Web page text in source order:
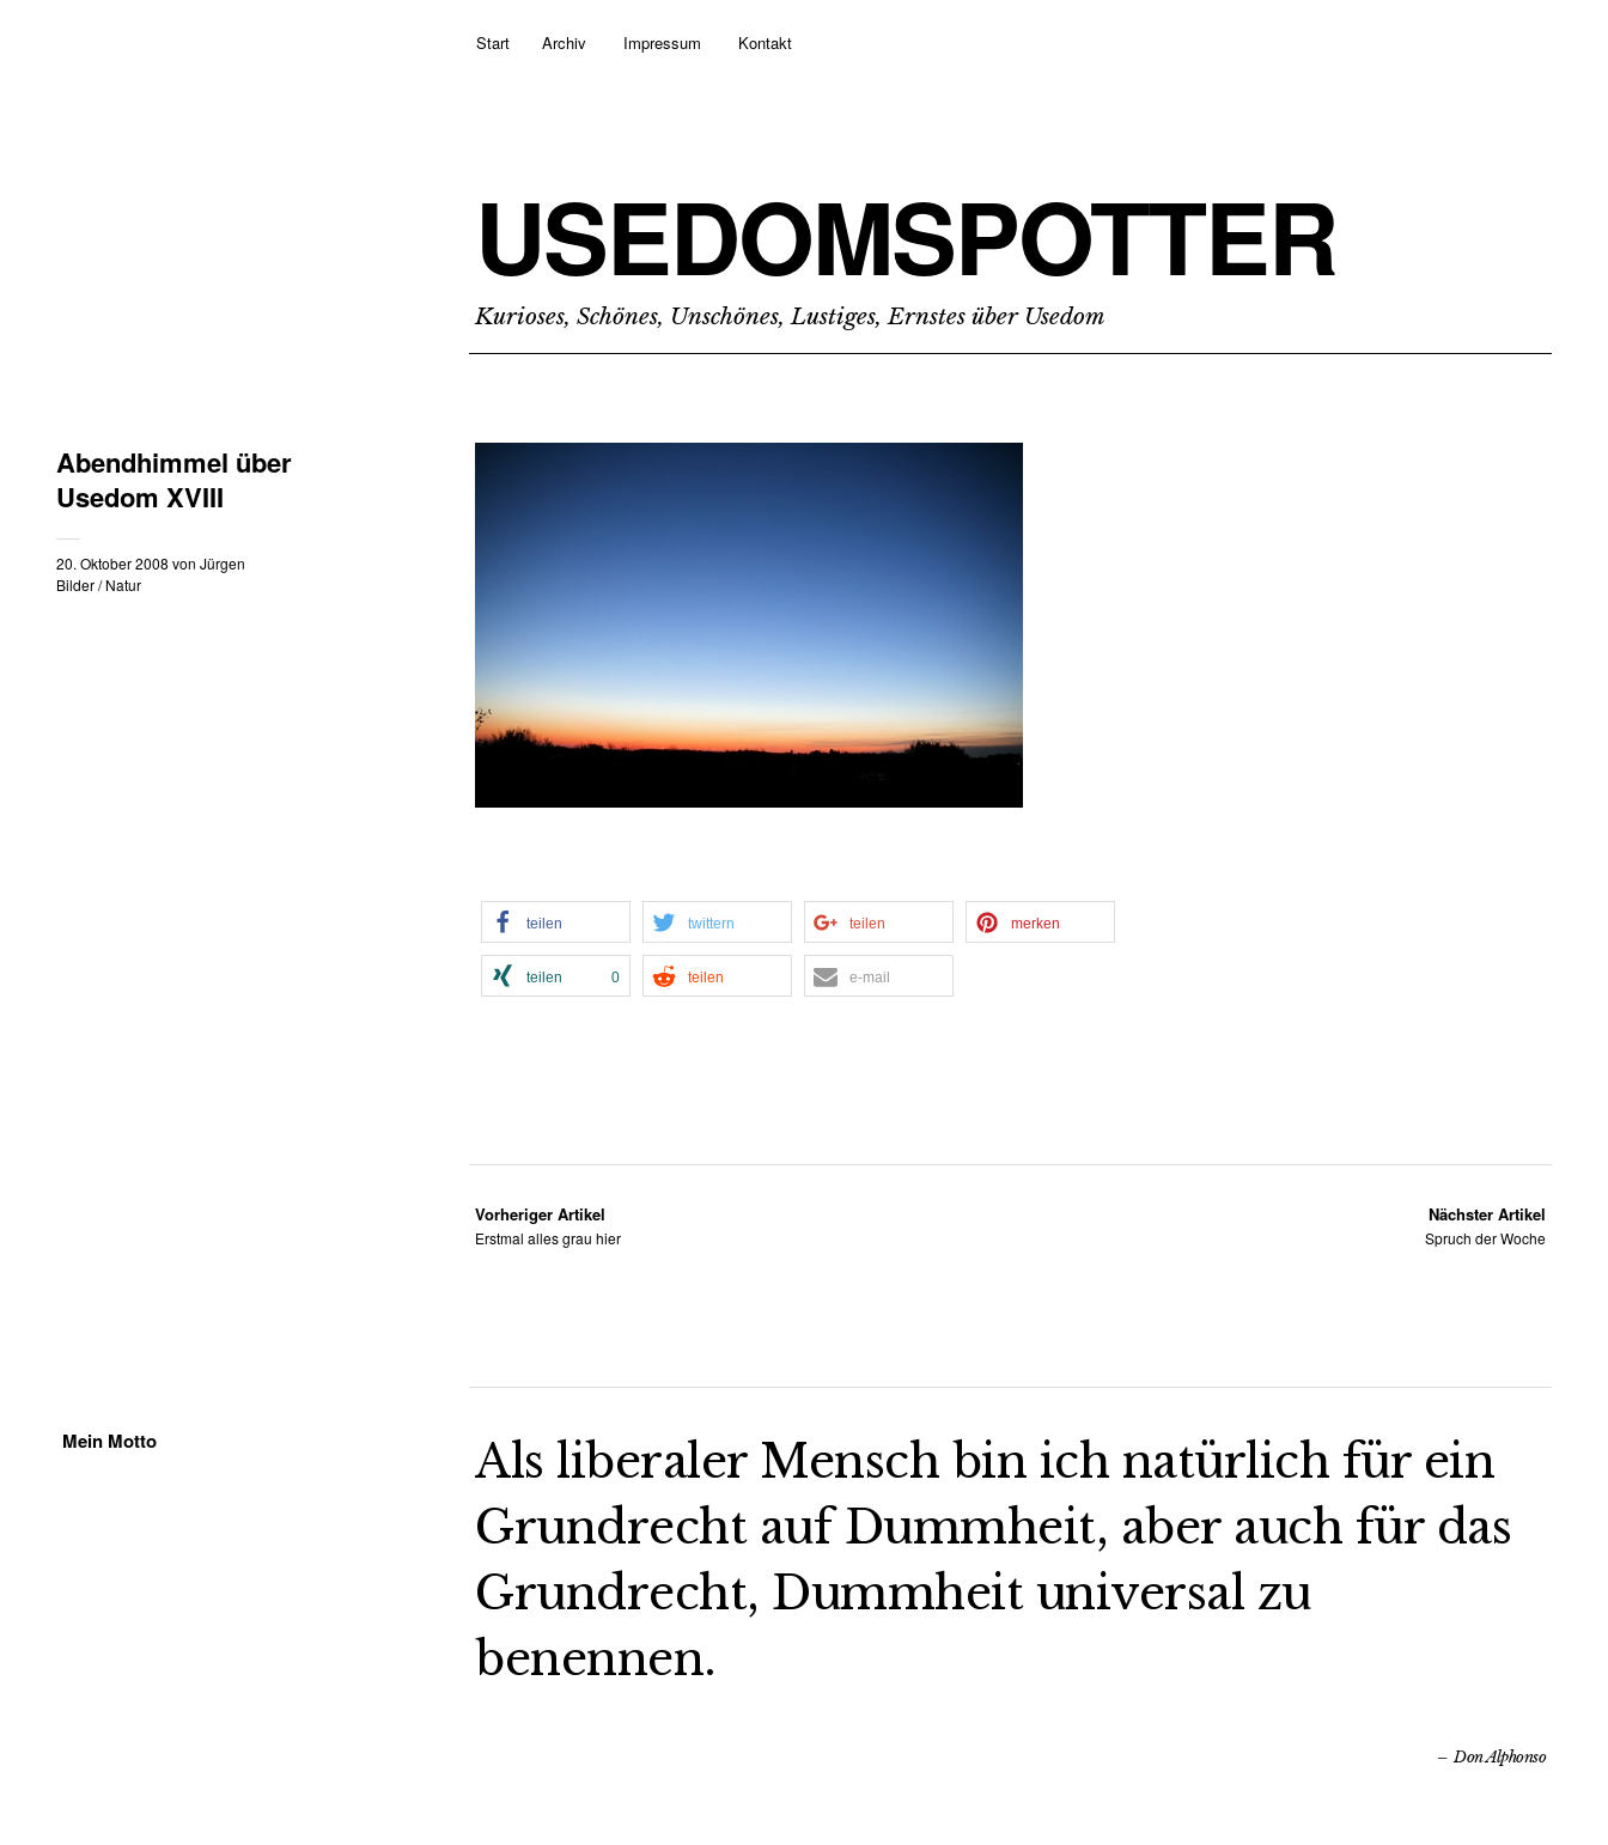
Start Archiv Impressum Kontakt
USEDOMSPOTTER
Kurioses, Schönes, Unschönes, Lustiges, Ernstes über Usedom
Abendhimmel über
Usedom XVIII
20. Oktober 2008 von Jürgen
Bilder/Natur
teilen twittern teilen merken
teilen 0 teilen e-mail
Vorheriger Artikel
Erstmal alles grau hier
Nächster Artikel
Spruch der Woche
Mein Motto
Als liberaler Mensch bin ich natürlich für ein
Grundrecht auf Dummheit, aber auch für das
Grundrecht, Dummheit universal zu
benennen.
Don Alphonso